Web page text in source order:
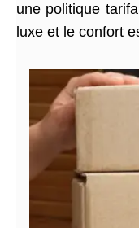
une politique
luxe et le confort